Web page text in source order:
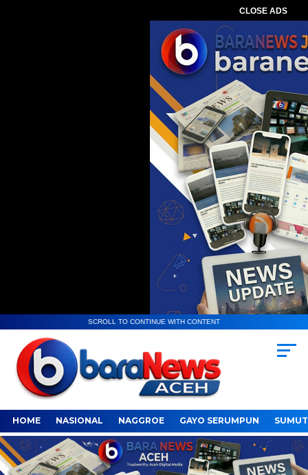
CLOSE ADS
SCROLL TO CONTINUE WITH CONTENT
HOME NASIONAL NAGGROE GAYO SERUMPUN SUMUT